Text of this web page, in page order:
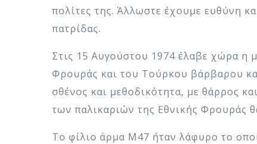
πολίτες της. Άλλωστε έχουμε ευθύνη
πατρίδας.
Στις 15 Αυγούστου 1974 έλαβε χώρα η
Φρουράς και του Τούρκου βάρβαρου
σθένος και μεθοδικότητα, με θάρρος
των παλικαριών της Εθνικής Φρουράς
Το φίλιο άρμα Μ47 ήταν λάφυρο το